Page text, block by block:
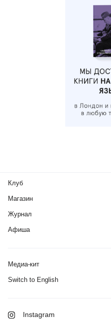
Клуб
Магазин
Журнал
Афиша
Медиа-кит
Switch to English
Instagram